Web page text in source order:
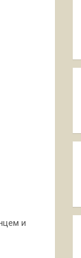
и